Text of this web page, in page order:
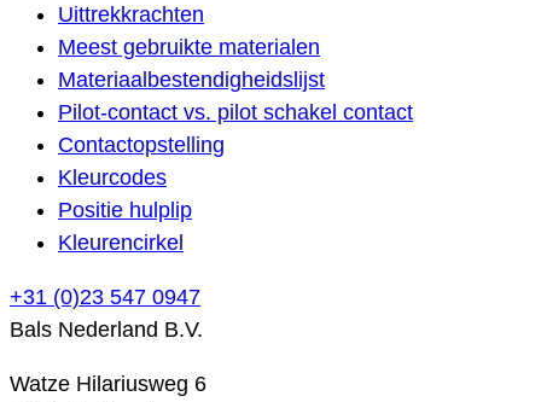
Uittrekkrachten
Meest gebruikte materialen
Materiaalbestendigheidslijst
Pilot-contact vs. pilot schakel contact
Contactopstelling
Kleurcodes
Positie hulplip
Kleurencirkel
+31 (0)23 547 0947
Bals Nederland B.V.
Watze Hilariusweg 6